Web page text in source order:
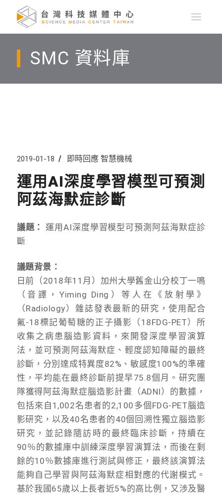
SMC 資料庫
2019-01-18 即時回應 智慧機械
運用AI深度學習模型可預測
阿茲海默症診斷
議題： 運用AI深度學習模型可預測阿茲海默症診
斷
議題背景：
日前（2018年11月）加州大學舊金山分校丁一鳴
（音譯，Yiming Ding）等人在《放射學》
（Radiology）雜誌發表最新的研究，使用配合
氟-18標記葡萄糖的正子攝影（18FDG-PET）所
收集之病患腦造影資料，來開發深度學習演算
法，並可預測阿茲海默症、輕度認知障礙的最終
診斷，分別達成特異度82%、敏感度100%的準確
性，平均能在最終診斷前提早75.8個月。研究團
隊獲得阿茲海默症腦造影計畫（ADNI）的數據，
包括來自1,002名患者的2,100多個FDG-PET腦造
影研究，以及40名患者的40個回溯性獨立腦造影
研究，並記錄隨訪時的最終臨床診斷，持續在
90％的數據庫中訓練深度學習演算法，而後在剩
餘的10％數據庫進行測試與修正，最終該演算法
能夠自己學習與阿茲海默症相對應的代謝模式。
基於我國65歲以上長者近5%的高比例，又涉及醫